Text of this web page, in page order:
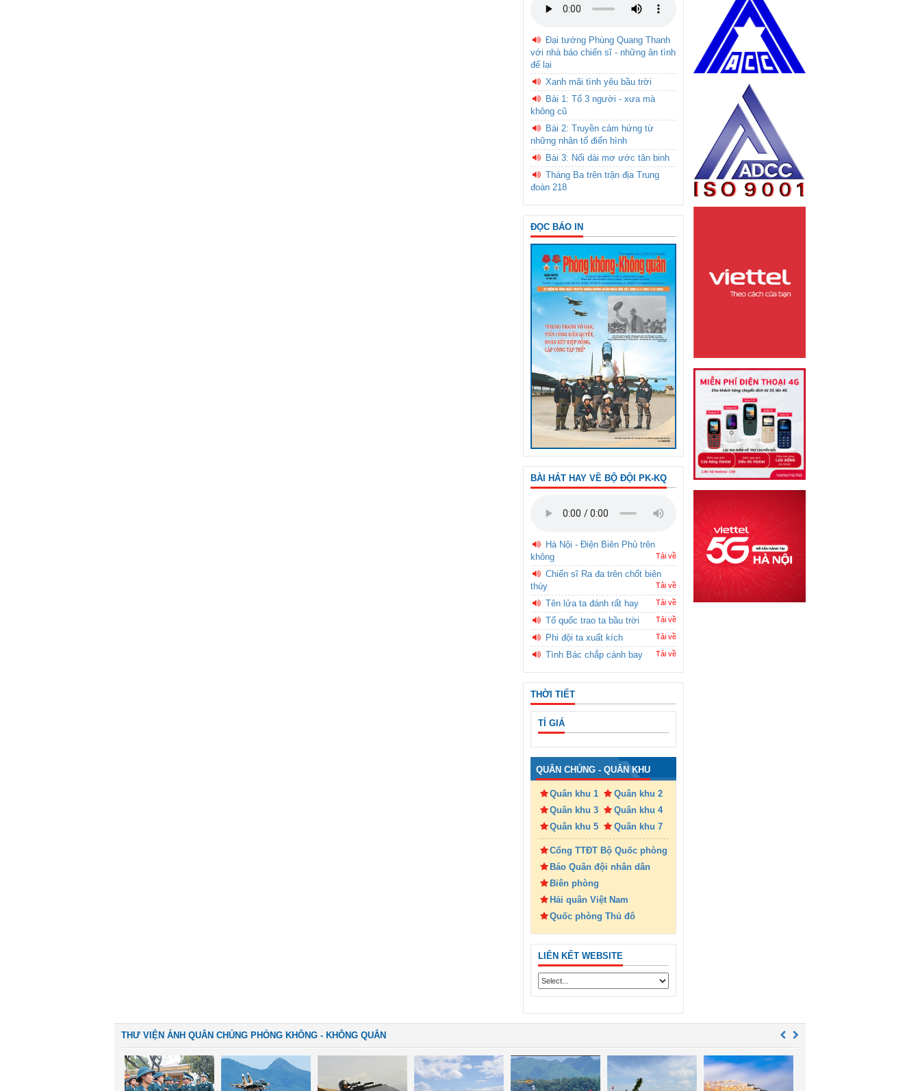
Đại tướng Phùng Quang Thanh
với nhà báo chiến sĩ - những ân tình
để lại
Xanh mãi tình yêu bầu trời
Bài 1: Tổ 3 người - xưa mà
không cũ
Bài 2: Truyền cảm hứng từ
những nhân tố điển hình
Bài 3: Nối dài mơ ước tân binh
Tháng Ba trên trận địa Trung
đoàn 218
ĐỌC BÁO IN
BÀI HÁT HAY VỀ BỘ ĐỘI PK-KQ
Hà Nội - Điện Biên Phủ trên
không
Tải về
Chiến sĩ Ra đa trên chốt biên
thùy
Tải về
Tên lửa ta đánh rất hay Tải về
Tổ quốc trao ta bầu trời Tải về
Phi đội ta xuất kích Tải về
Tình Bác chắp cánh bay Tải về
THỜI TIẾT
TỈ GIÁ
QUÂN CHỦNG - QUÂN KHU
Quân khu 1
Quân khu 2
Quân khu 3
Quân khu 4
Quân khu 5
Quân khu 7
Cổng TTĐT Bộ Quốc phòng
Báo Quân đội nhân dân
Biên phòng
Hải quân Việt Nam
Quốc phòng Thủ đô
LIÊN KẾT WEBSITE
THƯ VIỆN ẢNH QUÂN CHỦNG PHÒNG KHÔNG - KHÔNG QUÂN